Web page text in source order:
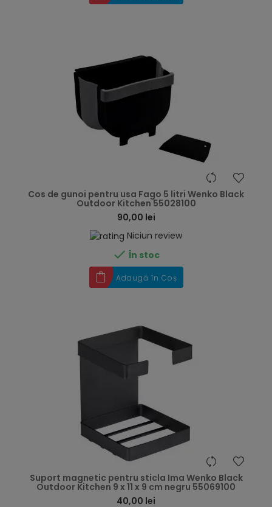
Cos de gunoi pentru usa Fago 5 litri Wenko Black
Outdoor Kitchen 55028100
90,00 lei
Niciun review
 În stoc
Adaugă în Coș
Suport magnetic pentru sticla Ima Wenko Black
Outdoor Kitchen 9 x 11 x 9 cm negru 55069100
40,00 lei